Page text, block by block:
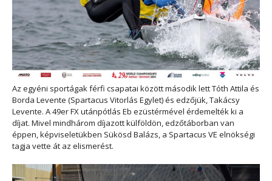
Az egyéni sportágak férfi csapatai között második lett Tóth Attila és
Borda Levente (Spartacus Vitorlás Egylet) és edzőjük, Takácsy
Levente. A 49er FX utánpótlás Eb ezüstérmével érdemelték ki a
díjat. Mivel mindhárom díjazott külföldön, edzőtáborban van
éppen, képviseletükben Sükösd Balázs, a Spartacus VE elnökségi
tagja vette át az elismerést.